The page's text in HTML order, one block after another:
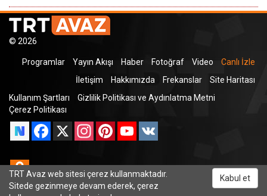
© 2026
Programlar Yayın Akışı Haber Fotoğraf Video
Canlı İzle
İletişim
Hakkımızda Frekanslar
Site Haritası
Kullanım Şartları
Gizlilik Politikası ve Aydınlatma Metni
Çerez Politikası
Facebook
X InstagramPinterestYouTube
Odnoklassniki
TRT Avaz web sitesi çerez kullanmaktadır.
Sitede gezinmeye devam ederek, çerez
Kabul et